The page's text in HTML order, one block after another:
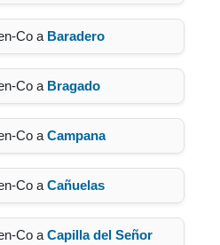
Co a Baradero
Co a Bragado
Co a Campana
Co a Cañuelas
Co a Capilla del Señor